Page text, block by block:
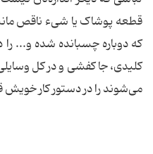
قطعه پوشاک یا شیء ناقص
که دوباره چسبانده شده و... را
کلیدی، جا کفشی و در کل
می‌شوند را در دستور کار خویش